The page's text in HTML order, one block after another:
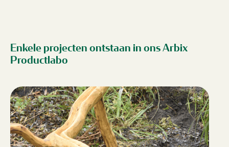
Enkele projecten ontstaan in ons Arbix
Productlabo